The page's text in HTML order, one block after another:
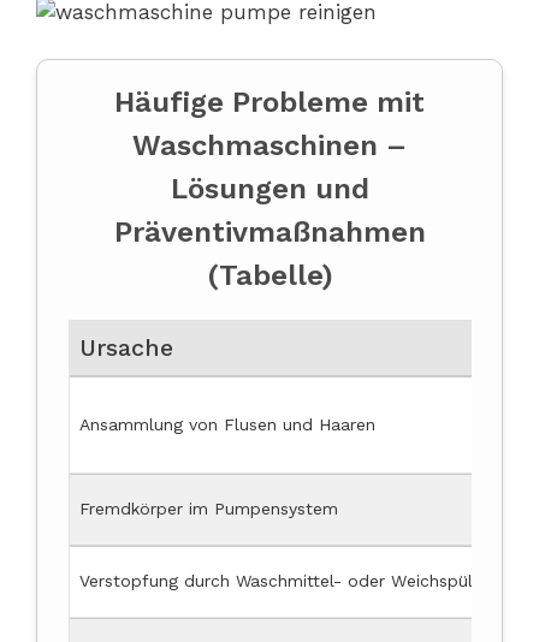
Häufige Probleme mit
Waschmaschinen –
Lösungen und
Präventivmaßnahmen
(Tabelle)
Ursache
Ansammlung von Flusen und Haaren
Fremdkörper im Pumpensystem
Verstopfung durch Waschmittel- oder Weichspülerreste